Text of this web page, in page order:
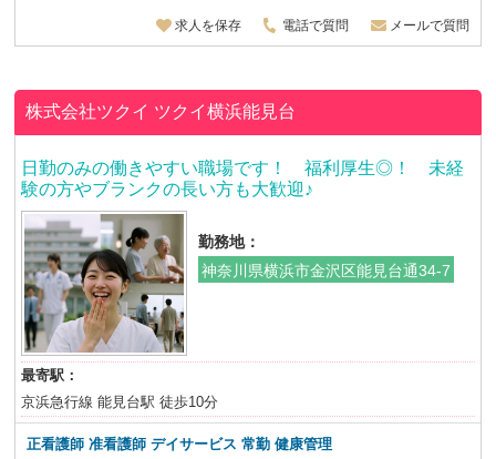
求人を保存 電話で質問 メールで質問
株式会社ツクイ ツクイ横浜能見台
日勤のみの働きやすい職場です！ 福利厚生◎！ 未経
験の方やブランクの長い方も大歓迎♪
勤務地：
神奈川県横浜市金沢区能見台通34-7
最寄駅：
京浜急行線 能見台駅 徒歩10分
正看護師 准看護師 デイサービス 常勤 健康管理